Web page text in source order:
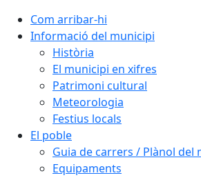
Com arribar-hi
Informació del municipi
Història
El municipi en xifres
Patrimoni cultural
Meteorologia
Festius locals
El poble
Guia de carrers / Plànol del
Equipaments